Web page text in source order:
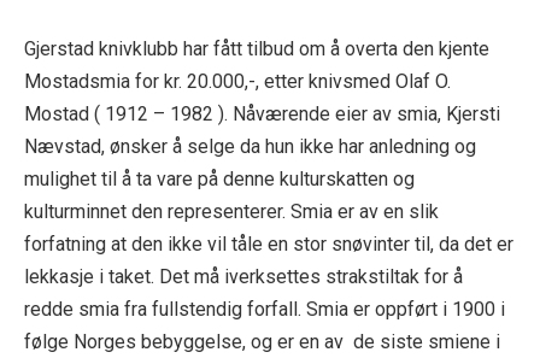
Gjerstad knivklubb har fått tilbud om å overta den kjente
Mostadsmia for kr. 20.000,-, etter knivsmed Olaf O.
Mostad ( 1912 – 1982 ). Nåværende eier av smia, Kjersti
Nævstad, ønsker å selge da hun ikke har anledning og
mulighet til å ta vare på denne kulturskatten og
kulturminnet den representerer. Smia er av en slik
forfatning at den ikke vil tåle en stor snøvinter til, da det er
lekkasje i taket. Det må iverksettes strakstiltak for å
redde smia fra fullstendig forfall. Smia er oppført i 1900 i
følge Norges bebyggelse, og er en av de siste smiene i